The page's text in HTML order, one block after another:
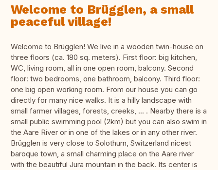
Welcome to Brügglen, a small
peaceful village!
Welcome to Brügglen! We live in a wooden twin-house on
three floors (ca. 180 sq. meters). First floor: big kitchen,
WC, living room, all in one open room, balcony. Second
floor: two bedrooms, one bathroom, balcony. Third floor:
one big open working room. From our house you can go
directly for many nice walks. It is a hilly landscape with
small farmer villages, forests, creeks, ... . Nearby there is a
small public swimming pool (2km) but you can also swim in
the Aare River or in one of the lakes or in any other river.
Brügglen is very close to Solothurn, Switzerland nicest
baroque town, a small charming place on the Aare river
with the beautiful Jura mountain in the back. Its center is